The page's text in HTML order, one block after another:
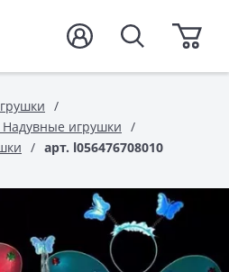
игрушки
арт. l056476708010